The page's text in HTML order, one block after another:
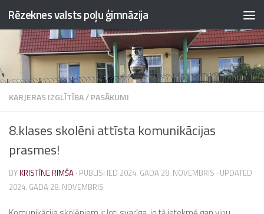
Skip to content
Rēzeknes valsts poļu ģimnāzija
KARJERAS IZGLĪTĪBA/PASĀKUMI
8.klases skolēni attīsta komunikācijas
prasmes!
BY KRISTĪNE RIMŠA · PUBLISHED 2024. GADA 28. NOVEMBRIS · UPDATED
2024. GADA 28. NOVEMBRIS